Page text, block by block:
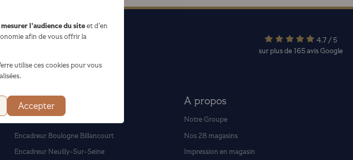
mesurer l’audience du siteet d’en
afin de vous offrir la
utilise ces cookies pour vous
Accepter
4.7 / 5
sur plus de 165 avisGoogle
Encadreurs
Encadreur Boulogne Billancourt
Encadreur Neuilly-Sur-Seine
A propos
Notre Groupe
Nos 28 magasins
Impression en magasin